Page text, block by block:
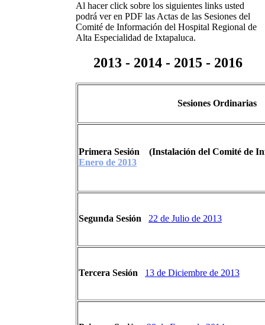
Al hacer click sobre los siguientes links usted
podrá ver en PDF las Actas de las Sesiones del
Comité de Información del Hospital Regional de
Alta Especialidad de Ixtapaluca.
2013 - 2014 - 2015 - 2016
Sesiones Ordinarias
Primera Sesión (Instalación del Comité de
Enero de 2013
Segunda Sesión 22 de Julio de 2013
Tercera Sesión 13 de Diciembre de 2013